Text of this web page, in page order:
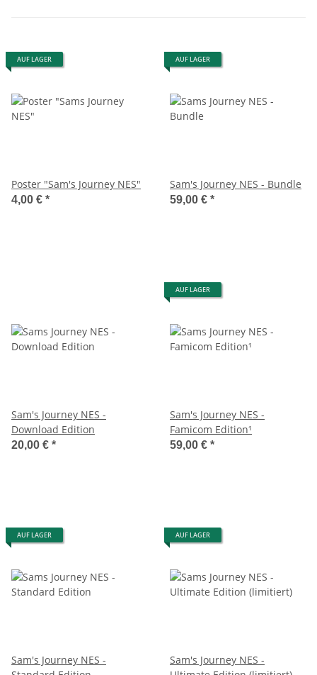
AUF LAGER
Poster "Sam's Journey NES"
4,00 € *
AUF LAGER
Sam's Journey NES - Bundle
59,00 € *
Sam's Journey NES -
Download Edition
20,00 € *
AUF LAGER
Sam's Journey NES -
Famicom Edition¹
59,00 € *
AUF LAGER
Sam's Journey NES -
AUF LAGER
Sam's Journey NES -